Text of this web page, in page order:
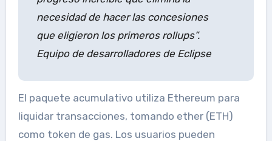
necesidad de hacer las concesiones
que eligieron los primeros rollups”.
Equipo de desarrolladores de Eclipse
El paquete acumulativo utiliza Ethereum para
liquidar transacciones, tomando ether (ETH)
como token de gas. Los usuarios pueden